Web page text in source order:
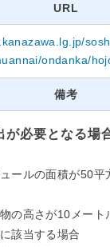
URL
ondanka/
備考
が必要となる場
ールの面積が50平
の高さが10メート
該当する場合